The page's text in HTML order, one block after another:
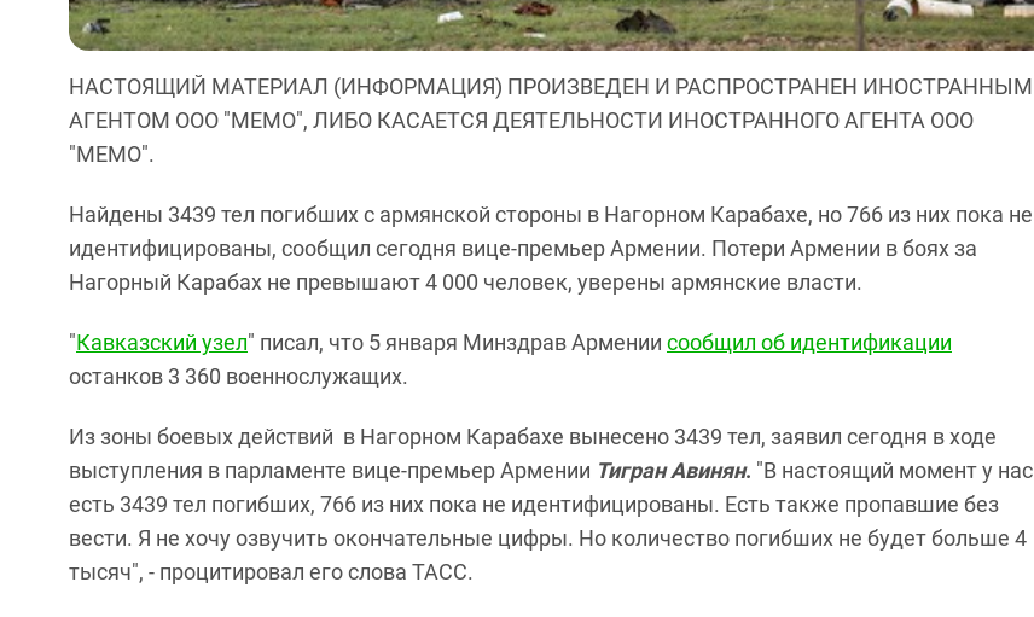
НАСТОЯЩИЙ МАТЕРИАЛ (ИНФОРМАЦИЯ) ПРОИЗВЕДЕН И РАСПРОСТРАНЕН ИНОСТРАННЫМ
АГЕНТОМ ООО "МЕМО", ЛИБО КАСАЕТСЯ ДЕЯТЕЛЬНОСТИ ИНОСТРАННОГО АГЕНТА ООО
"МЕМО".
Найдены 3439 тел погибших с армянской стороны в Нагорном Карабахе, но 766 из них пока не
идентифицированы, сообщил сегодня вице-премьер Армении. Потери Армении в боях за
Нагорный Карабах не превышают 4 000 человек, уверены армянские власти.
"Кавказский узел" писал, что 5 января Минздрав Армении сообщил об идентификации
останков 3 360 военнослужащих.
Из зоны боевых действий в Нагорном Карабахе вынесено 3439 тел, заявил сегодня в ходе
выступления в парламенте вице-премьер Армении Тигран Авинян. "В настоящий момент у нас
есть 3439 тел погибших, 766 из них пока не идентифицированы. Есть также пропавшие без
вести. Я не хочу озвучить окончательные цифры. Но количество погибших не будет больше 4
тысяч", - процитировал его слова ТАСС.